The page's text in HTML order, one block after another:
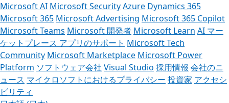
Microsoft AI Microsoft SecurityAzure Dynamics 365
Microsoft 365 Microsoft Advertising Microsoft 365 Copilot
Microsoft Teams Microsoft 開発者 Microsoft Learn AI マー
ケットプレース アプリのサポート Microsoft Tech
Community Microsoft Marketplace Microsoft Power
Platform ソフトウェア会社 Visual Studio 採用情報 会社のニ
ュース マイクロソフトにおけるプライバシー 投資家 アクセシ
ビリティ